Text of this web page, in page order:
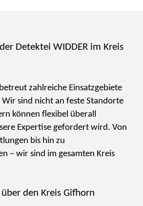
Detektei WIDDER im Kreis
zahlreiche Einsatzgebiete
sind nicht an feste Standorte
können flexibel überall
Expertise gefordert wird. Von
bis hin zu
– wir sind im gesamten Kreis
den Kreis Gifhorn